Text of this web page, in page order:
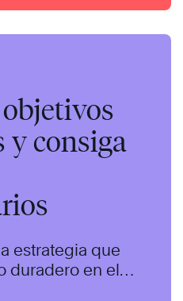
y consiga
estrategia que
duradero en el